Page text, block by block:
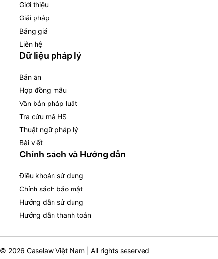
Giới thiệu
Giải pháp
Bảng giá
Liên hệ
Dữ liệu pháp lý
Bản án
Hợp đồng mẫu
Văn bản pháp luật
Tra cứu mã HS
Thuật ngữ pháp lý
Bài viết
Chính sách và Hướng dẫn
Điều khoản sử dụng
Chính sách bảo mật
Hướng dẫn sử dụng
Hướng dẫn thanh toán
© 2026 Caselaw Việt Nam | All rights seserved